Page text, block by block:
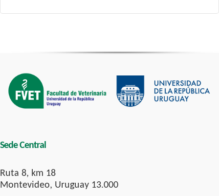
Sede Central
Ruta 8, km 18
Montevideo, Uruguay 13.000